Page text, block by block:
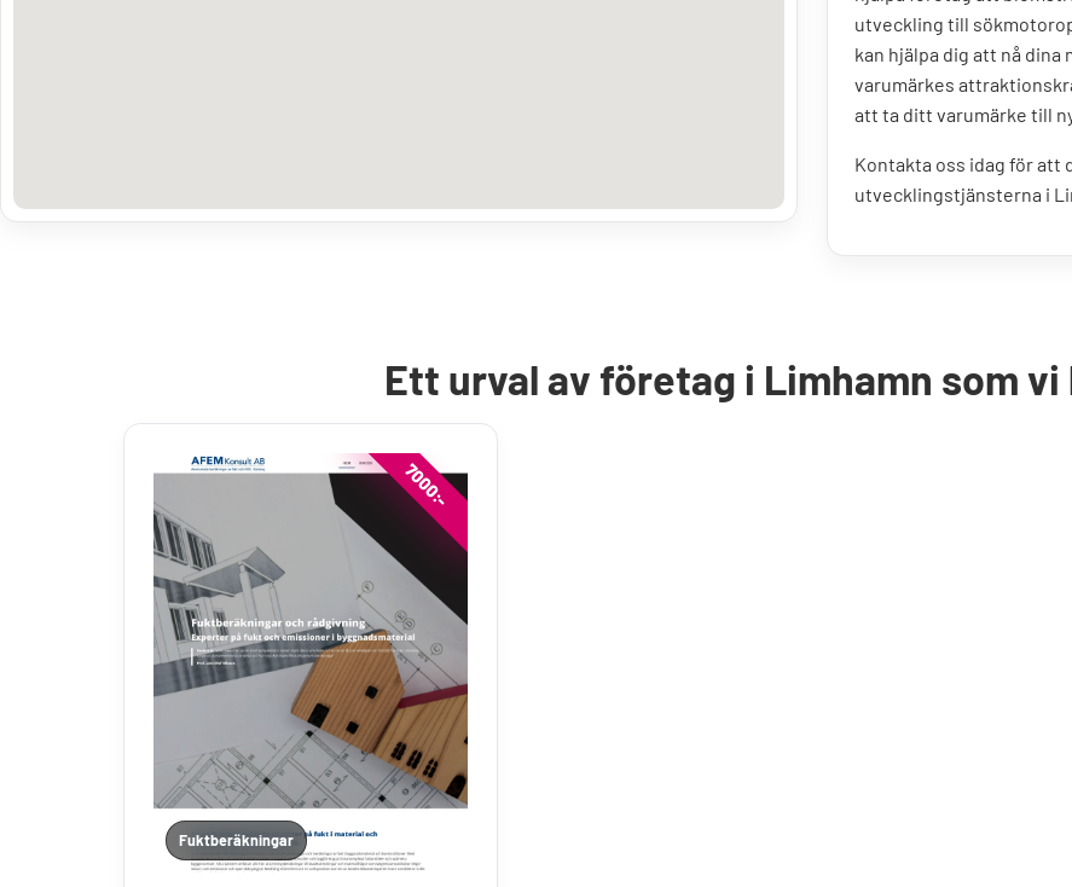
utveckling till
kan hjälpa dig att nå
varumärkes
att ta ditt varumärke till
Kontakta oss idag för att
utvecklingstjänsterna i
Ett urval av företag i Limhamn som
Fuktberäkningar
7000:-